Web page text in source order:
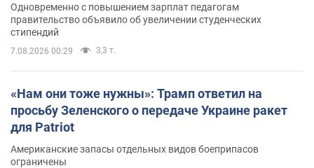
Одновременно с повышением зарплат педагогам
правительство объявило об увеличении студенческих
стипендий
7.08.2026 00:29 3,3 т.
«Нам они тоже нужны»: Трамп ответил на
просьбу Зеленского о передаче Украине ракет
для Patriot
Американские запасы отдельных видов боеприпасов
ограничены